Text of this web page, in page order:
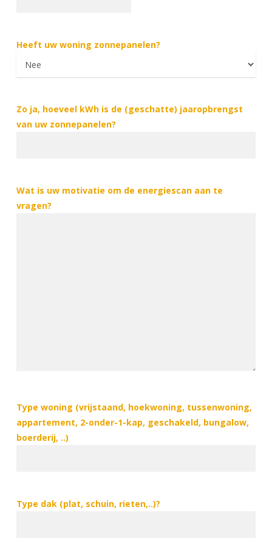
Heeft uw woning zonnepanelen?
Zo ja, hoeveel kWh is de (geschatte) jaaropbrengst
van uw zonnepanelen?
Wat is uw motivatie om de energiescan aan te
vragen?
Type woning (vrijstaand, hoekwoning, tussenwoning,
appartement, 2-onder-1-kap, geschakeld, bungalow,
boerderij, ..)
Type dak (plat, schuin, rieten,..)?